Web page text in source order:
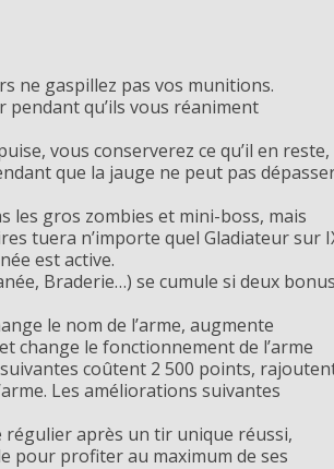
ne gaspillez pas vos munitions.
qu’ils vous réaniment
vous conserverez ce qu’il en reste,
que la jauge ne peut pas
les gros zombies et mini-boss, mais
tuera n’importe quel Gladiateur sur
est active.
Braderie…) se cumule si deux bonus
le nom de l’arme, augmente
change le fonctionnement de l’arme
coûtent 2 500 points,
Les améliorations suivantes
après un tir unique réussi,
pour profiter au maximum de ses